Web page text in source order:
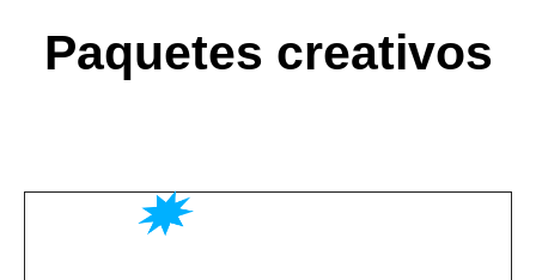
Paquetes creativos